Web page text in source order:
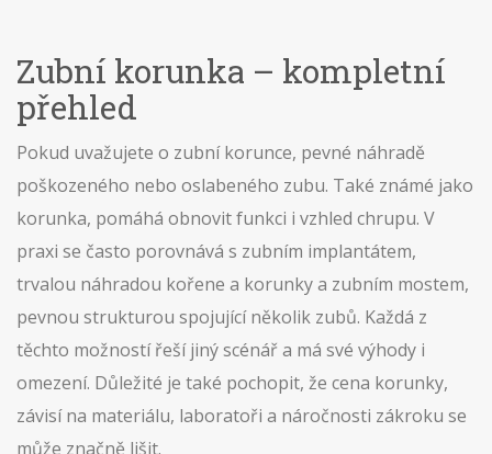
Zubní korunka – kompletní
přehled
Pokud uvažujete o zubní korunce, pevné náhradě
poškozeného nebo oslabeného zubu. Také známé jako
korunka, pomáhá obnovit funkci i vzhled chrupu. V
praxi se často porovnává s zubním implantátem,
trvalou náhradou kořene a korunkya zubním mostem,
pevnou strukturou spojující několik zubů. Každá z
těchto možností řeší jiný scénář a má své výhody i
omezení. Důležité je také pochopit, že cena korunky,
závisí na materiálu, laboratoři a náročnosti zákroku se
může značně lišit.